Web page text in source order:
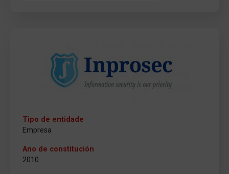
Tipo de entidade
Empresa
Ano de constitución
2010